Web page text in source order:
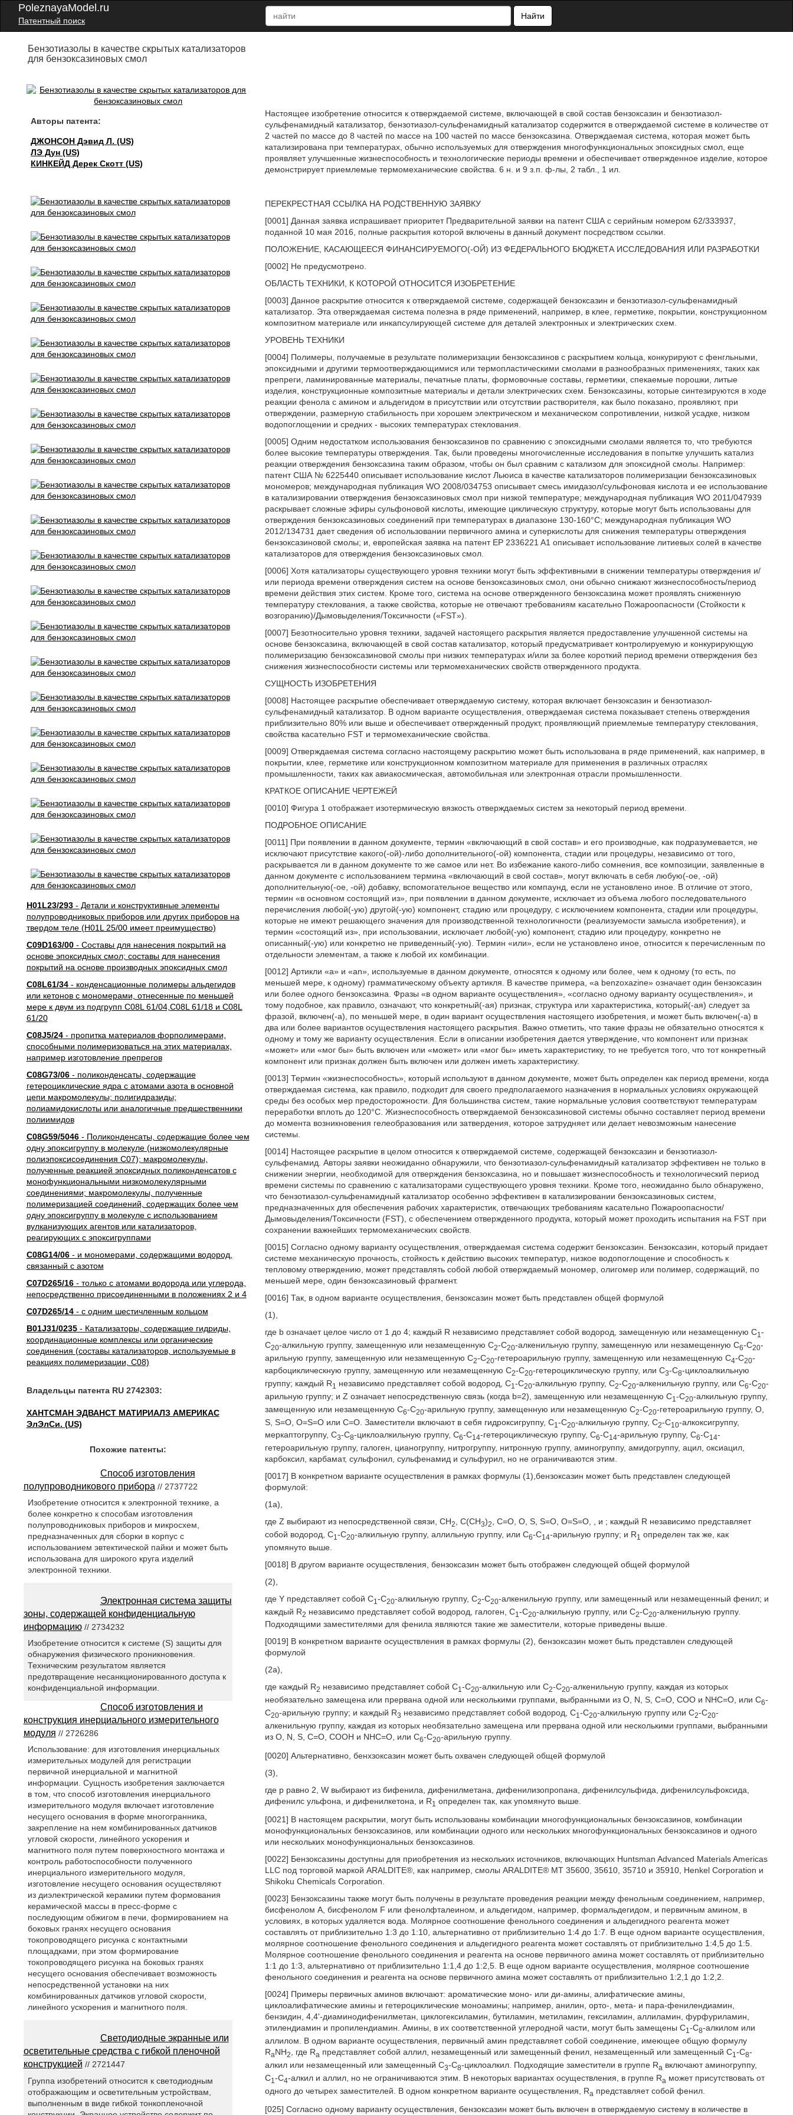
PoleznayaModel.ru
Патентный поиск
Найти
Бензотиазолы в качестве скрытых катализаторов
для бензоксазиновых смол
Авторы патента:
ДЖОНСОН Дэвид Л. (US)
ЛЭ Дун (US)
КИНКЕЙД Дерек Скотт (US)
H01L23/293- Детали и конструктивные элементы
полупроводниковых приборов или других приборов на
твердом теле (H01L 25/00 имеет преимущество)
C09D163/00- Составы для нанесения покрытий на
основе эпоксидных смол; составы для нанесения
покрытий на основе производных эпоксидных смол
C08L61/34- конденсационные полимеры альдегидов
или кетонов с мономерами, отнесенные по меньшей
мере к двум из подгрупп C08L 61/04,C08L 61/18 и C08L
61/20
C08J5/24- пропитка материалов форполимерами,
способными полимеризоваться на этих материалах,
например изготовление препрегов
C08G73/06- поликонденсаты, содержащие
гетероциклические ядра с атомами азота в основной
цепи макромолекулы; полигидразиды;
полиамидокислоты или аналогичные предшественники
полиимидов
C08G59/5046- Поликонденсаты, содержащие более чем
одну эпоксигруппу в молекуле (низкомолекулярные
полиэпоксисоединения C07); макромолекулы,
полученные реакцией эпоксидных поликонденсатов с
монофункциональными низкомолекулярными
соединениями; макромолекулы, полученные
полимеризацией соединений, содержащих более чем
одну эпоксигруппу в молекуле с использованием
вулканизующих агентов или катализаторов,
реагирующих с эпоксигруппами
C08G14/06- и мономерами, содержащими водород,
связанный с азотом
C07D265/16- только с атомами водорода или углерода,
непосредственно присоединенными в положениях 2 и 4
C07D265/14- с одним шестичленным кольцом
B01J31/0235- Катализаторы, содержащие гидриды,
координационные комплексы или органические
соединения (составы катализаторов, используемые в
реакциях полимеризации, C08)
Владельцы патента RU 2742303:
ХАНТСМАН ЭДВАНСТ МАТИРИАЛЗ АМЕРИКАС
ЭлЭлСи. (US)
Настоящее изобретение относится к отверждаемой системе, включающей в свой состав бензоксазин и бензотиазол-
сульфенамидный катализатор, бензотиазол-сульфенамидный катализатор содержится в отверждаемой системе в количестве от
2 частей по массе до 8 частей по массе на 100 частей по массе бензоксазина. Отверждаемая система, которая может быть
катализирована при температурах, обычно используемых для отверждения многофункциональных эпоксидных смол, еще
проявляет улучшенные жизнеспособность и технологические периоды времени и обеспечивает отвержденное изделие, которое
демонстрирует приемлемые термомеханические свойства. 6 н. и 9 з.п. ф-лы, 2 табл., 1 ил.
ПЕРЕКРЕСТНАЯ ССЫЛКА НА РОДСТВЕННУЮ ЗАЯВКУ
[0001] Данная заявка испрашивает приоритет Предварительной заявки на патент США с серийным номером 62/333937,
поданной 10 мая 2016, полные раскрытия которой включены в данный документ посредством ссылки.
ПОЛОЖЕНИЕ, КАСАЮЩЕЕСЯ ФИНАНСИРУЕМОГО(-ОЙ) ИЗ ФЕДЕРАЛЬНОГО БЮДЖЕТА ИССЛЕДОВАНИЯ ИЛИ РАЗРАБОТКИ
[0002] Не предусмотрено.
ОБЛАСТЬ ТЕХНИКИ, К КОТОРОЙ ОТНОСИТСЯ ИЗОБРЕТЕНИЕ
[0003] Данное раскрытие относится к отверждаемой системе, содержащей бензоксазин и бензотиазол-сульфенамидный
катализатор. Эта отверждаемая система полезна в ряде применений, например, в клее, герметике, покрытии, конструкционном
композитном материале или инкапсулирующей системе для деталей электронных и электрических схем.
УРОВЕНЬ ТЕХНИКИ
[0004] Полимеры, получаемые в результате полимеризации бензоксазинов с раскрытием кольца, конкурируют с фенгльными,
эпоксидными и другими термоотверждающимися или термопластическими смолами в разнообразных применениях, таких как
препреги, ламинированные материалы, печатные платы, формовочные составы, герметики, спекаемые порошки, литые
изделия, конструкционные композитные материалы и детали электрических схем. Бензоксазины, которые синтезируются в ходе
реакции фенола с амином и альдегидом в присутствии или отсутствии растворителя, как было показано, проявляют, при
отверждении, размерную стабильность при хорошем электрическом и механическом сопротивлении, низкой усадке, низком
водопоглощении и средних - высоких температурах стеклования.
[0005] Одним недостатком использования бензоксазинов по сравнению с эпоксидными смолами является то, что требуются
более высокие температуры отверждения. Так, были проведены многочисленные исследования в попытке улучшить катализ
реакции отверждения бензоксазина таким образом, чтобы он был сравним с катализом для эпоксидной смолы. Например:
патент США № 6225440 описывает использование кислот Льюиса в качестве катализаторов полимеризации бензоксазиновых
мономеров; международная публикация WO 2008/034753 описывает смесь имидазол/сульфоновая кислота и ее использование
в катализировании отверждения бензоксазиновых смол при низкой температуре; международная публикация WO 2011/047939
раскрывает сложные эфиры сульфоновой кислоты, имеющие циклическую структуру, которые могут быть использованы для
отверждения бензоксазиновых соединений при температурах в диапазоне 130-160°С; международная публикация WO
2012/134731 дает сведения об использовании первичного амина и суперкислоты для снижения температуры отверждения
бензоксазиновой смолы; и, европейская заявка на патент EP 2336221 A1 описывает использование литиевых солей в качестве
катализаторов для отверждения бензоксазиновых смол.
[0006] Хотя катализаторы существующего уровня техники могут быть эффективными в снижении температуры отверждения и/
или периода времени отверждения систем на основе бензоксазиновых смол, они обычно снижают жизнеспособность/период
времени действия этих систем. Кроме того, система на основе отвержденного бензоксазина может проявлять сниженную
температуру стеклования, а также свойства, которые не отвечают требованиям касательно Пожароопасности (Стойкости к
возгоранию)/Дымовыделения/Токсичности («FST»).
[0007] Безотносительно уровня техники, задачей настоящего раскрытия является предоставление улучшенной системы на
основе бензоксазина, включающей в свой состав катализатор, который предусматривает контролируемую и конкурирующую
полимеризацию бензоксазиновой смолы при низких температурах и/или за более короткий период времени отверждения без
снижения жизнеспособности системы или термомеханических свойств отвержденного продукта.
СУЩНОСТЬ ИЗОБРЕТЕНИЯ
[0008] Настоящее раскрытие обеспечивает отверждаемую систему, которая включает бензоксазин и бензотиазол-
сульфенамидный катализатор. В одном варианте осуществления, отверждаемая система показывает степень отверждения
приблизительно 80% или выше и обеспечивает отвержденный продукт, проявляющий приемлемые температуру стеклования,
свойства касательно FST и термомеханические свойства.
[0009] Отверждаемая система согласно настоящему раскрытию может быть использована в ряде применений, как например, в
покрытии, клее, герметике или конструкционном композитном материале для применения в различных отраслях
промышленности, таких как авиакосмическая, автомобильная или электронная отрасли промышленности.
КРАТКОЕ ОПИСАНИЕ ЧЕРТЕЖЕЙ
[0010] Фигура 1 отображает изотермическую вязкость отверждаемых систем за некоторый период времени.
ПОДРОБНОЕ ОПИСАНИЕ
[0011] При появлении в данном документе, термин «включающий в свой состав» и его производные, как подразумевается, не
исключают присутствие какого(-ой)-либо дополнительного(-ой) компонента, стадии или процедуры, независимо от того,
раскрывается ли в данном документе то же самое или нет. Во избежание какого-либо сомнения, все композиции, заявленные в
данном документе с использованием термина «включающий в свой состав», могут включать в себя любую(-ое, -ой)
дополнительную(-ое, -ой) добавку, вспомогательное вещество или компаунд, если не установлено иное. В отличие от этого,
термин «в основном состоящий из», при появлении в данном документе, исключает из объема любого последовательного
перечисления любой(-ую) другой(-ую) компонент, стадию или процедуру, с исключением компонента, стадии или процедуры,
которые не имеют решающего значения для производственной технологичности (реализуемости замысла изобретения), и
термин «состоящий из», при использовании, исключает любой(-ую) компонент, стадию или процедуру, конкретно не
описанный(-ую) или конкретно не приведенный(-ую). Термин «или», если не установлено иное, относится к перечисленным по
отдельности элементам, а также к любой их комбинации.
[0012] Артикли «а» и «an», используемые в данном документе, относятся к одному или более, чем к одному (то есть, по
меньшей мере, к одному) грамматическому объекту артикля. В качестве примера, «a benzoxazine» означает один бензоксазин
или более одного бензоксазина. Фразы «в одном варианте осуществления», «согласно одному варианту осуществления», и
тому подобное, как правило, означают, что конкретный(-ая) признак, структура или характеристика, который(-ая) следует за
фразой, включен(-а), по меньшей мере, в один вариант осуществления настоящего изобретения, и может быть включен(-а) в
два или более вариантов осуществления настоящего раскрытия. Важно отметить, что такие фразы не обязательно относятся к
одному и тому же варианту осуществления. Если в описании изобретения дается утверждение, что компонент или признак
«может» или «мог бы» быть включен или «может» или «мог бы» иметь характеристику, то не требуется того, что тот конкретный
компонент или признак должен быть включен или должен иметь характеристику.
[0013] Термин «жизнеспособность», который используют в данном документе, может быть определен как период времени, когда
отверждаемая система, как правило, подходит для своего предполагаемого назначения в нормальных условиях окружающей
среды без особых мер предосторожности. Для большинства систем, такие нормальные условия соответствуют температурам
переработки вплоть до 120°С. Жизнеспособность отверждаемой бензоксазиновой системы обычно составляет период времени
до момента возникновения гелеобразования или затвердения, которое затрудняет или делает невозможным нанесение
системы.
[0014] Настоящее раскрытие в целом относится к отверждаемой системе, содержащей бензоксазин и бензотиазол-
сульфенамид. Авторы заявки неожиданно обнаружили, что бензотиазол-сульфенамидный катализатор эффективен не только в
снижении энергии, необходимой для отверждения бензоксазина, но и повышает жизнеспособность и технологический период
времени системы по сравнению с катализаторами существующего уровня техники. Кроме того, неожиданно было обнаружено,
что бензотиазол-сульфенамидный катализатор особенно эффективен в катализировании бензоксазиновых систем,
предназначенных для обеспечения рабочих характеристик, отвечающих требованиям касательно Пожароопасности/
Дымовыделения/Токсичности (FST), с обеспечением отвержденного продукта, который может проходить испытания на FST при
сохранении важнейших термомеханических свойств.
[0015] Согласно одному варианту осуществления, отверждаемая система содержит бензоксазин. Бензоксазин, который придает
системе механическую прочность, стойкость к действию высоких температур, низкое водопоглощение и способность к
тепловому отверждению, может представлять собой любой отверждаемый мономер, олигомер или полимер, содержащий, по
меньшей мере, один бензоксазиновый фрагмент.
[0016] Так, в одном варианте осуществления, бензоксазин может быть представлен общей формулой
(1),
где b означает целое число от 1 до 4; каждый R независимо представляет собой водород, замещенную или незамещенную С1-
С20-алкильную группу, замещенную или незамещенную С2-С20-алкенильную группу, замещенную или незамещенную С6-С20-
арильную группу, замещенную или незамещенную С2-С20-гетероарильную группу, замещенную или незамещенную С4-С20-
карбоциклическную группу, замещенную или незамещенную С2-С20-гетероциклическую группу, или С3-С8-циклоалкильную
группу; каждый R1 независимо представляет собой водород, С1-С20-алкильную группу, С2-С20-алкенильную группу, или С6-С20-
арильную группу; и Z означает непосредственную связь (когда b=2), замещенную или незамещенную С1-С20-алкильную группу,
замещенную или незамещенную С6-С20-арильную группу, замещенную или незамещенную С2-С20-гетероарильную группу, O,
S, S=O, O=S=O или C=O. Заместители включают в себя гидроксигруппу, С1-С20-алкильную группу, С2-С10-алкоксигруппу,
меркаптогруппу, С3-С8-циклоалкильную группу, С6-С14-гетероциклическую группу, С6-С14-арильную группу, С6-С14-
гетероарильную группу, галоген, цианогруппу, нитрогруппу, нитронную группу, аминогруппу, амидогруппу, ацил, оксиацил,
карбоксил, карбамат, сульфонил, сульфенамид и сульфурил, но не ограничиваются этим.
[0017] В конкретном варианте осуществления в рамках формулы (1),бензоксазин может быть представлен следующей
формулой:
(1а),
где Z выбирают из непосредственной связи, CH2 , C(CH3)2 , C=O, O, S, S=O, O=S=O, , и ; каждый R независимо представляет
собой водород, С1-С20-алкильную группу, аллильную группу, или С6-С14-арильную группу; и R1 определен так же, как
упомянуто выше.
[0018] В другом варианте осуществления, бензоксазин может быть отображен следующей общей формулой
(2),
где Y представляет собой С1-С20-алкильную группу, С2-С20-алкенильную группу, или замещенный или незамещенный фенил; и
каждый R2 независимо представляет собой водород, галоген, С1-С20-алкильную группу, или С2-С20-алкенильную группу.
Подходящими заместителями для фенила являются такие же заместители, которые приведены выше.
[0019] В конкретном варианте осуществления в рамках формулы (2), бензоксазин может быть представлен следующей
формулой
(2а),
где каждый R2 независимо представляет собой С1-С20-алкильную или С2-С20-алкенильную группу, каждая из которых
необязательно замещена или прервана одной или несколькими группами, выбранными из O, N, S, C=O, COO и NHC=O, или C6-
C20-арильную группу; и каждый R3 независимо представляет собой водород, C1-C20-алкильную группу или C2-C20-
алкенильную группу, каждая из которых необязательно замещена или прервана одной или несколькими группами, выбранными
из O, N, S, C=O, COOН и NHC=O, или C6-C20-арильную группу.
[0020] Альтернативно, бенхзоксазин может быть охвачен следующей общей формулой
(3),
где р равно 2, W выбирают из бифенила, дифенилметана, дифенилизопропана, дифенилсульфида, дифенилсульфоксида,
дифенилс ульфона, и дифенилкетона, и R1 определен так, как упомянуто выше.
[0021] В настоящем раскрытии, могут быть использованы комбинации многофункциональных бензоксазинов, комбинации
монофункциональных бензоксазинов, или комбинации одного или нескольких многофункциональных бензоксазинов и одного
или нескольких монофункциональных бензоксазинов.
[0022] Бензоксазины доступны для приобретения из нескольких источников, включающих Huntsman Advanced Materials Americas
LLC под торговой маркой ARALDITE®, как например, смолы ARALDITE® MT 35600, 35610, 35710 и 35910, Henkel Corporation и
Shikoku Chemicals Corporation.
[0023] Бензоксазины также могут быть получены в результате проведения реакции между фенольным соединением, например,
бисфенолом А, бисфенолом F или фенолфталеином, и альдегидом, например, формальдегидом, и первичным амином, в
условиях, в которых удаляется вода. Молярное соотношение фенольного соединения и альдегидного реагента может
составлять от приблизительно 1:3 до 1:10, альтернативно от приблизительно 1:4 до 1:7. В еще одном варианте осуществления,
молярное соотношение фенольного соединения и альдегидного реагента может составлять от приблизительно 1:4,5 до 1:5.
Молярное соотношение фенольного соединения и реагента на основе первичного амина может составлять от приблизительно
1:1 до 1:3, альтернативно от приблизительно 1:1,4 до 1:2,5. В еще одном варианте осуществления, молярное соотношение
фенольного соединения и реагента на основе первичного амина может составлять от приблизительно 1:2,1 до 1:2,2.
[0024] Примеры первичных аминов включают: ароматические моно- или ди-амины, алифатические амины,
циклоалифатические амины и гетероциклические моноамины; например, анилин, орто-, мета- и пара-фенилендиамин,
бензидин, 4,4'-диаминодифенилметан, циклогексиламин, бутиламин, метиламин, гексиламин, аллиламин, фурфуриламин,
этилендиамин и пропилендиамин. Амины, в их соответственной углеродной части, могут быть замещены С1-С8-алкилом или
аллилом. В одном варианте осуществления, первичный амин представляет собой соединение, имеющее общую формулу
RaNH2 , где Ra представляет собой аллил, незамещенный или замещенный фенил, незамещенный или замещенный С1-С8-
алкил или незамещенный или замещенный С3-С8-циклоалкил. Подходящие заместители в группе Ra включают аминогруппу,
С1-С4-алкил и аллил, но не ограничиваются этим. В некоторых вариантах осуществления, в группе Ra может присутствовать от
одного до четырех заместителей. В одном конкретном варианте осуществления, Ra представляет собой фенил.
[025] Согласно одному варианту осуществления, бензоксазин может быть включен в отверждаемую систему в количестве в
Похожие патенты:
Способ изготовления
полупроводникового прибора // 2737722
Изобретение относится к электронной технике, а
более конкретно к способам изготовления
полупроводниковых приборов и микросхем,
предназначенных для сборки в корпус с
использованием эвтектической пайки и может быть
использована для широкого круга изделий
электронной техники.
Электронная система защиты
зоны, содержащей конфиденциальную
информацию// 2734232
Изобретение относится к системе (S) защиты для
обнаружения физического проникновения.
Техническим результатом является
предотвращение несанкционированного доступа к
конфиденциальной информации.
Способ изготовления и
конструкция инерциального измерительного
модуля // 2726286
Использование: для изготовления инерциальных
измерительных модулей для регистрации
первичной инерциальной и магнитной
информации. Сущность изобретения заключается
в том, что способ изготовления инерциального
измерительного модуля включает изготовление
несущего основания в форме многогранника,
закрепление на нем комбинированных датчиков
угловой скорости, линейного ускорения и
магнитного поля путем поверхностного монтажа и
контроль работоспособности полученного
инерциального измерительного модуля,
изготовление несущего основания осуществляют
из диэлектрической керамики путем формования
керамической массы в пресс-форме с
последующим обжигом в печи, формированием на
боковых гранях несущего основания
токопроводящего рисунка с контактными
площадками, при этом формирование
токопроводящего рисунка на боковых гранях
несущего основания обеспечивает возможность
непосредственной установки на них
комбинированных датчиков угловой скорости,
линейного ускорения и магнитного поля.
Светодиодные экранные или
осветительные средства с гибкой пленочной
конструкцией // 2721447
Группа изобретений относится к светодиодным
отображающим и осветительным устройствам,
выполненным в виде гибкой тонкопленочной